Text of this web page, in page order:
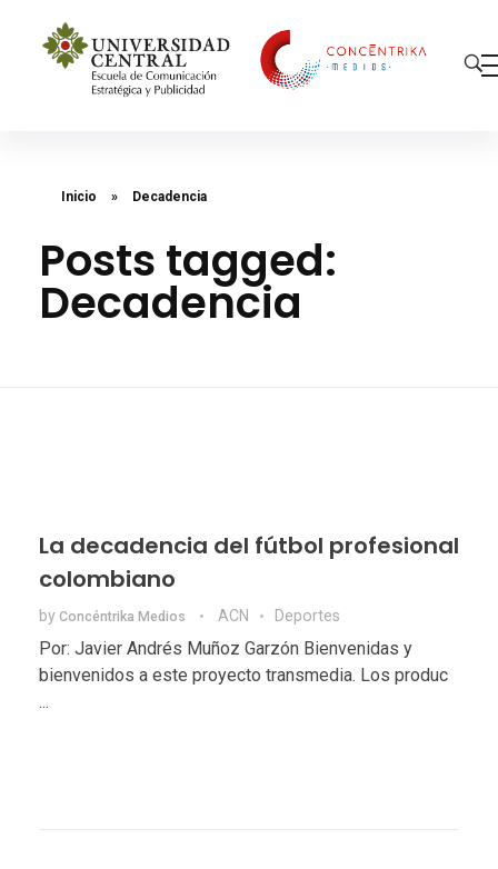
Inicio » Decadencia
Posts tagged:
Decadencia
La decadencia del fútbol profesional
colombiano
by Concéntrika Medios ACN Deportes
Por: Javier Andrés Muñoz Garzón Bienvenidas y
bienvenidos a este proyecto transmedia. Los produc
...